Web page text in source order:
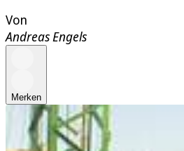
Von
Andreas Engels
Merken